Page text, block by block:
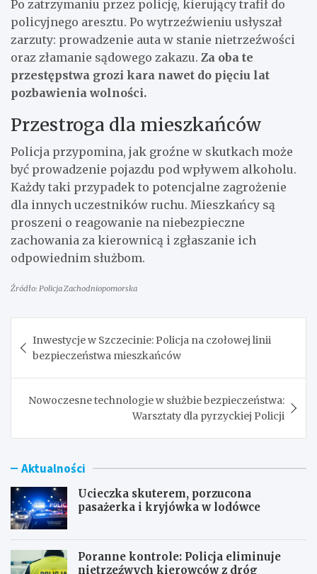
Po zatrzymaniu przez policję, kierujący trafił do
policyjnego aresztu. Po wytrzeźwieniu usłyszał
zarzuty: prowadzenie auta w stanie nietrzeźwości
oraz złamanie sądowego zakazu. Za oba te
przestępstwa grozi kara nawet do pięciu lat
pozbawienia wolności.
Przestroga dla mieszkańców
Policja przypomina, jak groźne w skutkach może
być prowadzenie pojazdu pod wpływem alkoholu.
Każdy taki przypadek to potencjalne zagrożenie
dla innych uczestników ruchu. Mieszkańcy są
proszeni o reagowanie na niebezpieczne
zachowania za kierownicą i zgłaszanie ich
odpowiednim służbom.
Źródło: Policja Zachodniopomorska
wpisu
Inwestycje w Szczecinie: Policja na czołowej linii
bezpieczeństwa mieszkańców
Nowoczesne technologie w służbie bezpieczeństwa:
Warsztaty dla pyrzyckiej Policji
Aktualności
Ucieczka skuterem, porzucona
pasażerka i kryjówka w lodówce
Poranne kontrole: Policja eliminuje
nietrzeźwych kierowców z dróg